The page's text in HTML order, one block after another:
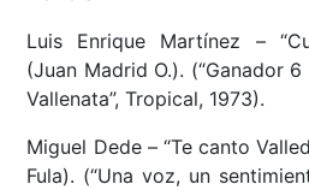
Luis Enrique Martínez –
(Juan Madrid O.). (“Ganador
Vallenata”, Tropical, 1973).
Miguel Dede – “Te canto
Fula). (“Una voz, un